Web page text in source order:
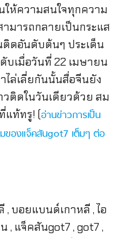
ให้ความสนใจทุกความ
ามารถกลายเป็นกระแส
ดอันดับต้นๆ ประเด็น
บเมื่อวันที่ 22 เมษายน
ไล่เลี่ยกันนั้นสื่อจีนยัง
วติดในวันเดียวด้วย สม
แท้ทรู! (อ่านข่าวการเป็น
ของแจ็คสันgot7 เต็มๆ ต่อ